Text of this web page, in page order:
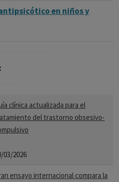
en niños y
clínica actualizada para el
del trastorno obsesivo-
03/2026
ensayo internacional compara la